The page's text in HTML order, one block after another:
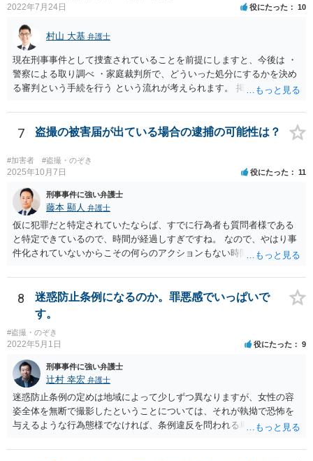
と恐喝になりえるので注意しましょう。 メッセージだけだと相手は何
す。 できれば直接会って話したほうがいいです。 もし難しければ弁護
士に依頼することも検討したほうがいいでしょう。弁護士に依頼しな
くても示談金をとれる場合もありますので、依頼するのがいいのかど
うかだけでも弁護士に相談してみるのがいいのではないでしょうか。
2022年7月24日 役にたった 10
村山 大基 弁護士
現在刑事事件として捜査されていることを前提にしますと、今後は ・
警察による取り調べ ・家庭裁判所で、どういった処分にするかを決め
る審判という手続を行う という流れが考えられます。 掲示板上で詳し
るのが難しいので、 面談相談をお勧めします。
7 盗撮の被害届が出ている場合の逮捕の可能性は？
#加害者 #盗撮・のぞき
2025年10月7日 役にたった 11
刑事事件に強い弁護士
藤本 顯人 弁護士
仮に犯罪だと特定されていたならば、すでに行為者も質問者様である
と特定できているので、時間が経過しすぎですね。 なので、やはり事
件化されていないからこその何らのアクションもない時間経過なのだ
8
迷惑防止条例になるのか。罪悪感でいっぱいで
す。
#盗撮・のぞき
2022年5月1日 役にたった 9
刑事事件に強い弁護士
辻村 幸宏 弁護士
迷惑防止条例の定めは地域によって少しずつ異なりますが、女性の容
姿全体を無断で撮影したということについては、それが執拗で恐怖を
与えるような行為態様でなければ、条例違反を問われる卑猥な言動に
たの行動を不審に思い、車内の防犯カメラ映像が仮に存在するなら、